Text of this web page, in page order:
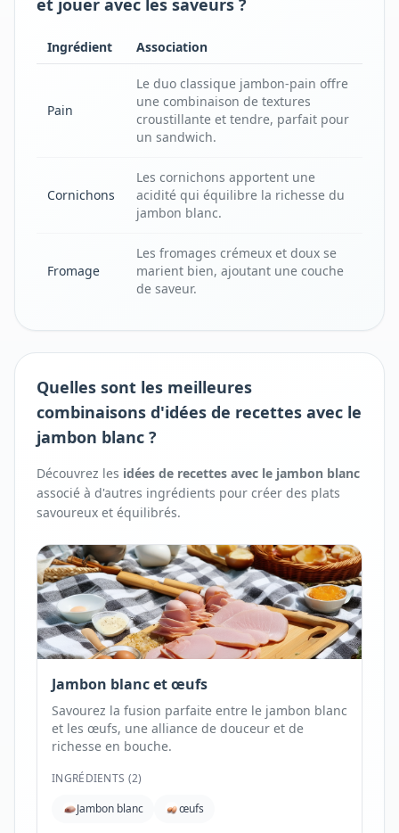
et jouer avec les saveurs ?
Ingrédient Association
Pain
Le duo classique jambon-pain offre
une combinaison de textures
croustillante et tendre, parfait pour
un sandwich.
Cornichons
Les cornichons apportent une
acidité qui équilibre la richesse du
jambon blanc.
Fromage
Les fromages crémeux et doux se
marient bien, ajoutant une couche
de saveur.
Quelles sont les meilleures
combinaisons d'idées de recettes avec le
jambon blanc ?
Découvrez les idées de recettes avec le jambon blanc
associé à d'autres ingrédients pour créer des plats
savoureux et équilibrés.
Jambon blanc et œufs
Savourez la fusion parfaite entre le jambon blanc
et les œufs, une alliance de douceur et de
richesse en bouche.
INGRÉDIENTS (2)
Jambon blanc
œufs